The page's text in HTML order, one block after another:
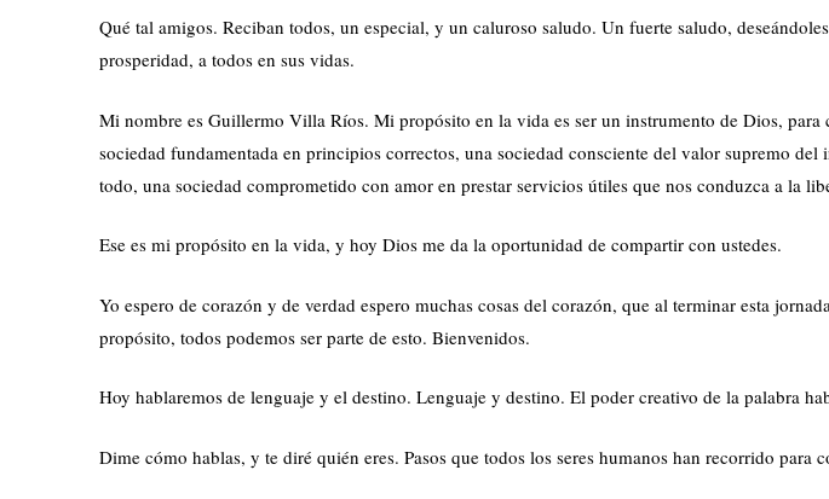
Qué tal amigos. Reciban todos, un especial, y un caluroso saludo. Un fuerte saludo,
prosperidad, a todos en sus vidas.
Mi nombre es Guillermo Villa Ríos. Mi propósito en la vida es ser un instrumento de Dios,
sociedad fundamentada en principios correctos, una sociedad consciente del valor supremo
todo, una sociedad comprometido con amor en prestar servicios útiles que nos conduzca a la
Ese es mi propósito en la vida, y hoy Dios me da la oportunidad de compartir con ustedes.
Yo espero de corazón y de verdad espero muchas cosas del corazón, que al terminar esta
propósito, todos podemos ser parte de esto. Bienvenidos.
Hoy hablaremos de lenguaje y el destino. Lenguaje y destino. El poder creativo de la palabra
Dime cómo hablas, y te diré quién eres. Pasos que todos los seres humanos han recorrido para